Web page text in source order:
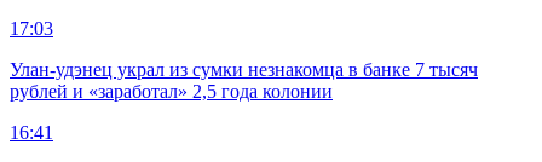
17:03
Улан-удэнец украл из сумки незнакомца в банке 7 тысяч
рублей и «заработал» 2,5 года колонии
16:41